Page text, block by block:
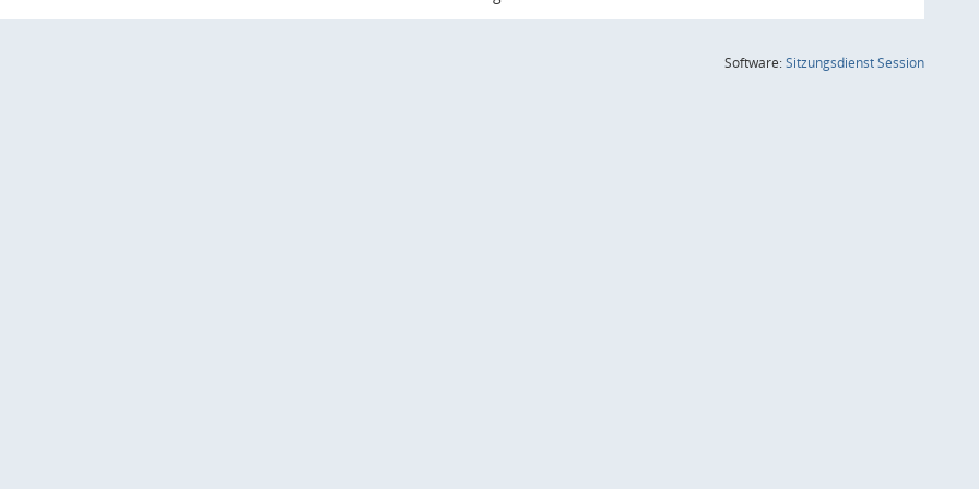
Software:SitzungsdienstSession(Wird in